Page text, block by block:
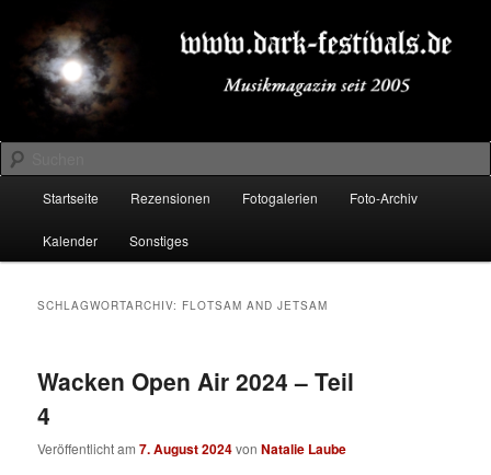
primären
Inhalt
springen
sekundären
Inhalt
springenDARK-FESTIVALS.DE
Suchen
Startseite Rezensionen Fotogalerien Foto-Archiv
Kalender Sonstiges
SCHLAGWORTARCHIV: FLOTSAM AND JETSAM
Wacken Open Air 2024 – Teil
4
Veröffentlicht am7. August 2024vonNatalie Laube